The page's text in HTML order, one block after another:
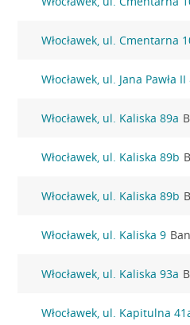
Włocławek, ul. Cmentarna
Włocławek, ul. Jana Pawła II
Włocławek, ul. Kaliska 89a
Włocławek, ul. Kaliska 89b
Włocławek, ul. Kaliska 89b
Włocławek, ul. Kaliska 9
Włocławek, ul. Kaliska 93a
Włocławek, ul. Kapitulna